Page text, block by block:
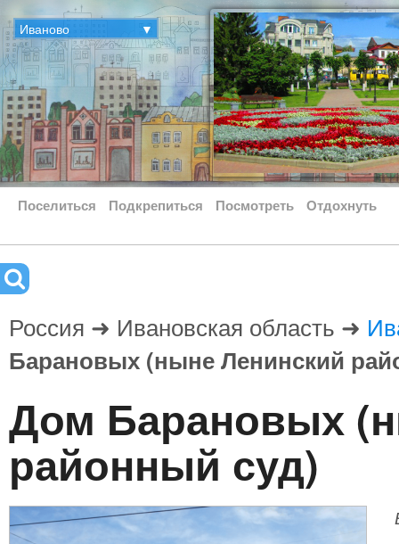
Иваново ▼
Поселиться Подкрепиться Посмотреть Отдохнуть
Россия ➜ Ивановская область ➜
Барановых (ныне Ленинский
Дом Барановых
районный суд)